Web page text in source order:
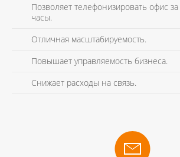
Позволяет телефонизировать офис
часы.
Отличная масштабируемость.
Повышает управляемость бизнеса.
Снижает расходы на связь.